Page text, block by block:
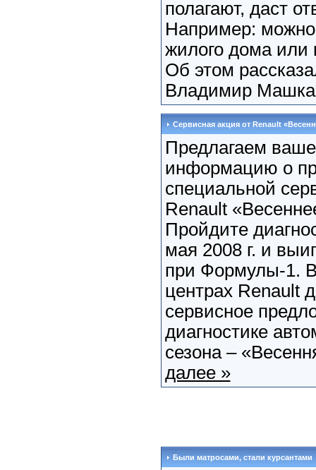
полагают, даст
Например: можно
жилого дома или
Об этом
Владимир
Сервисная акция от Renault
Предлагаем
информацию о
специальной
Renault
Пройдите
мая 2008 г. и
при Формулы-1.
центрах Renault
сервисное
диагностике
сезона –
далее »
Были матросами, стали курсантами